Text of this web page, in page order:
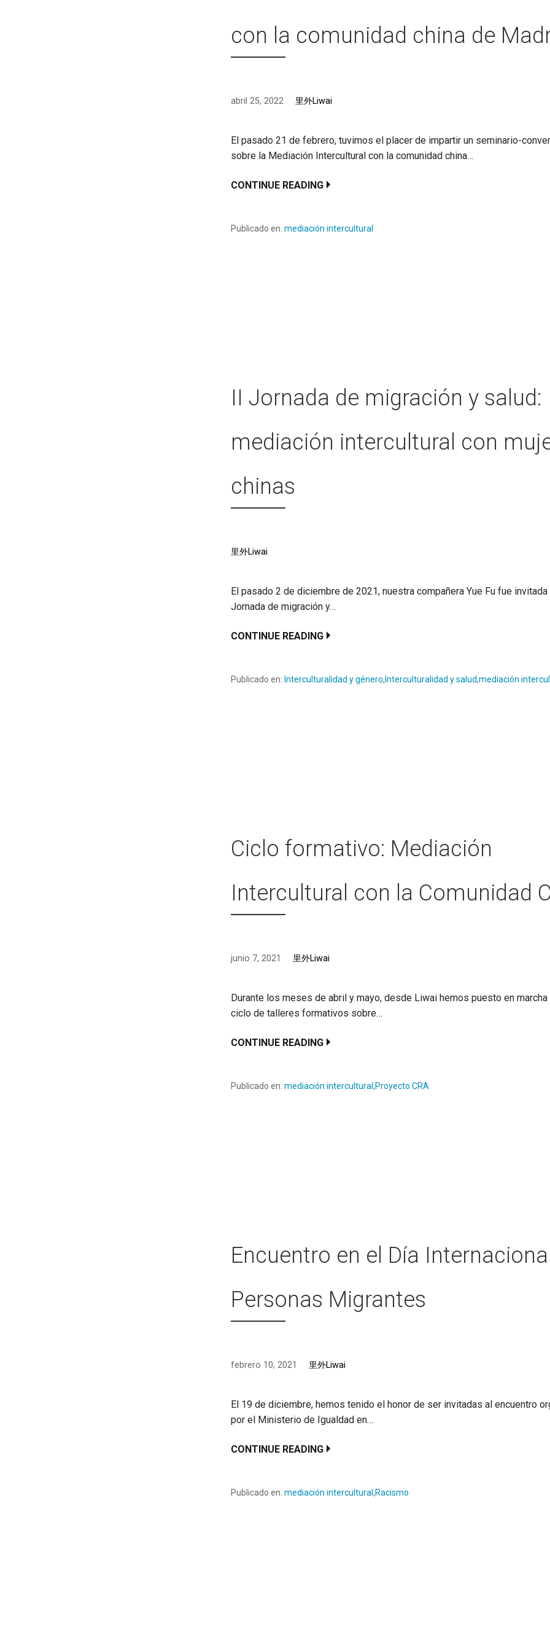
con la comunidad china de
abril 25, 2022 里外Liwai
El pasado 21 de febrero, tuvimos el placer de impartir un seminario-
sobre la Mediación Intercultural con la comunidad china…
CONTINUE READING
Publicado en:mediación intercultural
II Jornada de migración y salud:
mediación intercultural con
chinas
里外Liwai
El pasado 2 de diciembre de 2021, nuestra compañera Yue Fu fue invitada
Jornada de migración y…
CONTINUE READING
Publicado en: Interculturalidad y género, Interculturalidad y salud,mediación
Ciclo formativo: Mediación
Intercultural con la Comunidad
junio 7, 2021 里外Liwai
Durante los meses de abril y mayo, desde Liwai hemos puesto en marcha
ciclo de talleres formativos sobre…
CONTINUE READING
Publicado en:mediación intercultural,Proyecto CRA
Encuentro en el Día
Personas Migrantes
febrero 10, 2021 里外Liwai
El 19 de diciembre, hemos tenido el honor de ser invitadas al encuentro
por el Ministerio de Igualdad en…
CONTINUE READING
Publicado en:mediación intercultural,Racismo